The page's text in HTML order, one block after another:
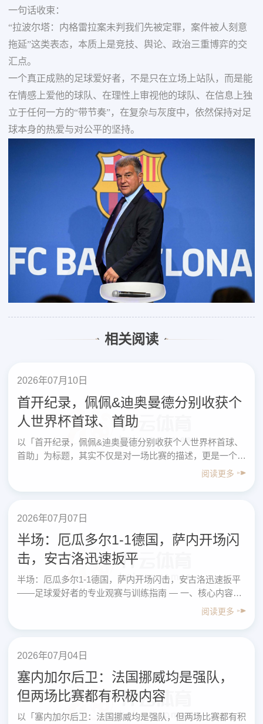
一句话收束：
“拉波尔塔：内格雷拉案未判我们先被定罪，案件被人刻意
拖延”这类表态，本质上是竞技、舆论、政治三重博弈的交
汇点。
一个真正成熟的足球爱好者，不是只在立场上站队，而是能
在情感上爱他的球队、在理性上审视他的球队、在信息上独
立于任何一方的“带节奏”，在复杂与灰度中，依然保持对足
球本身的热爱与对公平的坚持。
相关阅读
2026年07月10日
首开纪录，佩佩&迪奥曼德分别收获个
人世界杯首球、首助
以「首开纪录，佩佩&迪奥曼德分别收获个人世界杯首球、
首助」为标题，其实不仅是对一场比赛的描述，更是一个切
入点——帮助普通足球爱好者从职业赛场的细节中，学会
阅读更多
2026年07月07日
半场：厄瓜多尔1-1德国，萨内开场闪
击，安古洛迅速扳平
半场：厄瓜多尔1-1德国，萨内开场闪击，安古洛迅速扳平
——足球爱好者的专业观赛与训练指南 — 一、核心内容先
行：这场“半场1-1”带来的关键信息总结 以“半场：厄瓜
阅读更多
2026年07月04日
塞内加尔后卫：法国挪威均是强队，
但两场比赛都有积极内容
以「塞内加尔后卫：法国挪威均是强队，但两场比赛都有积